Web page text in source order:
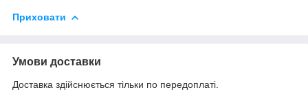
Приховати
Умови доставки
Доставка здійснюється тільки по передоплаті.